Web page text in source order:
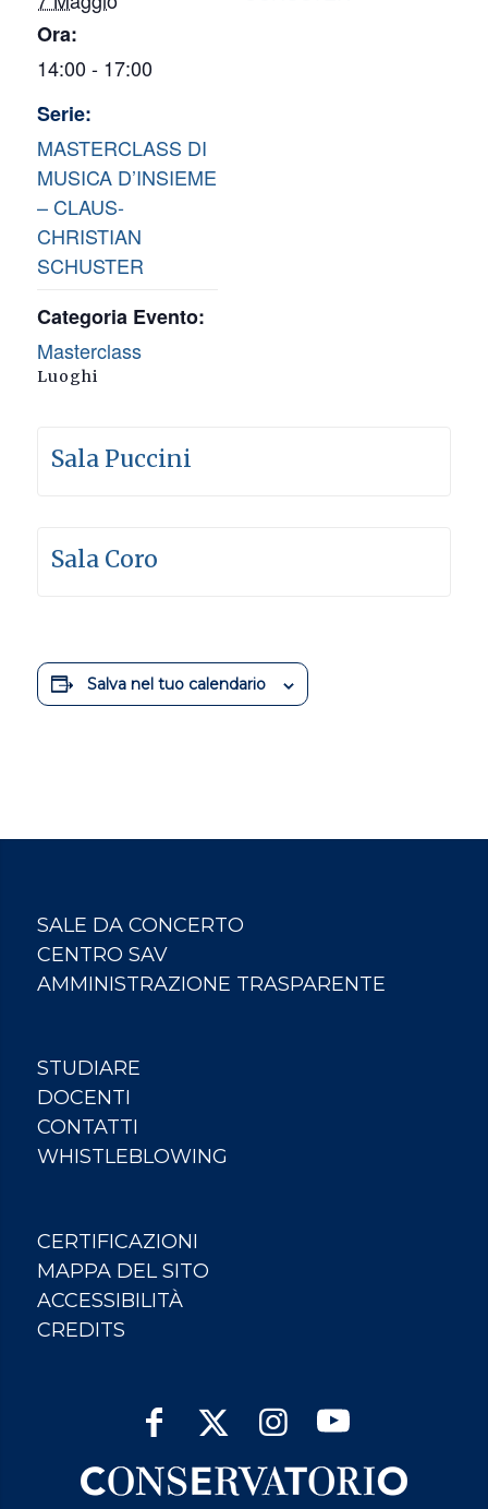
Ora:
14:00 - 17:00
Serie:
MASTERCLASS DI
MUSICA D’INSIEME
– CLAUS-
CHRISTIAN
SCHUSTER
Categoria Evento:
Masterclass
Luoghi
Sala Puccini
Sala Coro
Salva nel tuo calendario
SALE DA CONCERTO
CENTRO SAV
AMMINISTRAZIONE TRASPARENTE
STUDIARE
DOCENTI
CONTATTI
WHISTLEBLOWING
CERTIFICAZIONI
MAPPA DEL SITO
ACCESSIBILITÀ
CREDITS